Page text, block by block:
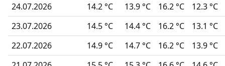
24.07.2026
14.2 °C 13.9 °C 16.2 °C
12.3 °C
23.07.2026
14.5 °C 14.4 °C 16.2 °C
13.1 °C
22.07.2026
14.9 °C 14.7 °C 16.2 °C
13.9 °C